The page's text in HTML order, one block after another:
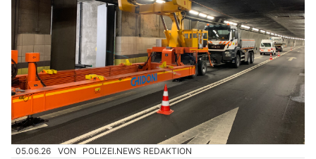
05.06.26 VON POLIZEI.NEWS REDAKTION